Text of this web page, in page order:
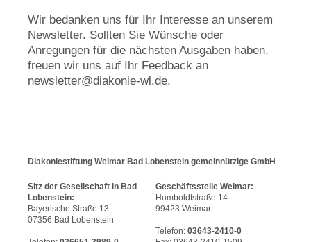
Wir bedanken uns für Ihr Interesse an unserem
Newsletter. Sollten Sie Wünsche oder
Anregungen für die nächsten Ausgaben haben,
freuen wir uns auf Ihr Feedback an
newsletter@diakonie-wl.de.
Diakoniestiftung Weimar Bad Lobenstein gemeinnützige GmbH
Sitz der Gesellschaft in Bad
Lobenstein:
Bayerische Straße 13
07356 Bad Lobenstein
Geschäftsstelle Weimar:
Humboldtstraße 14
99423 Weimar
Telefon: 03643-2410-0